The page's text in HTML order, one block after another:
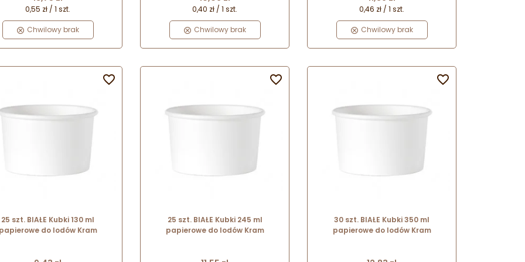
opłacie od plastiku Single Use
Rozporządzeniem Ministra
i Środowiska (z dnia 7
grudnia 2023 roku) w
będące opakowaniami.
0,55 zł / 1 szt.
Chwilowy brak
0,40 zł / 1 szt.
Chwilowy brak
0,46 zł / 1 szt.
Chwilowy brak
25 szt. BIAŁE Kubki 130 ml
papierowe do lodów Kram

25 szt. BIAŁE Kubki 245 ml
papierowe do lodów Kram

30 szt. BIAŁE Kubki 350 ml
papierowe do lodów Kram
